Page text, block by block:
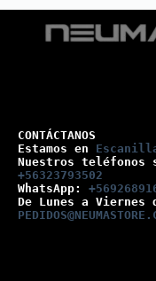
CONTÁCTANOS
Estamos en
Nuestros teléfonos
+56323793502
WhatsApp:
De Lunes a Viernes